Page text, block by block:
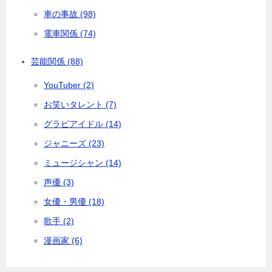
車の事故 (98)
電車関係 (74)
芸能関係 (88)
YouTuber (2)
お笑いタレント (7)
グラビアイドル (14)
ジャニーズ (23)
ミュージシャン (14)
声優 (3)
女優・男優 (18)
歌手 (2)
漫画家 (6)